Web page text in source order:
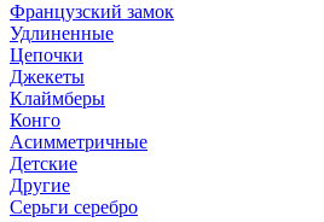
Французский замок
Удлиненные
Цепочки
Джекеты
Клаймберы
Конго
Асимметричные
Детские
Другие
Серьги серебро